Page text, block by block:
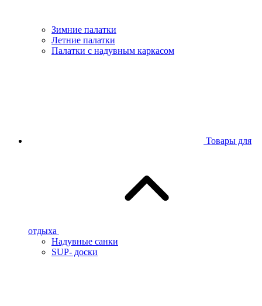
Зимние палатки
Летние палатки
Палатки с надувным каркасом
Товары для
отдыха
Надувные санки
SUP- доски